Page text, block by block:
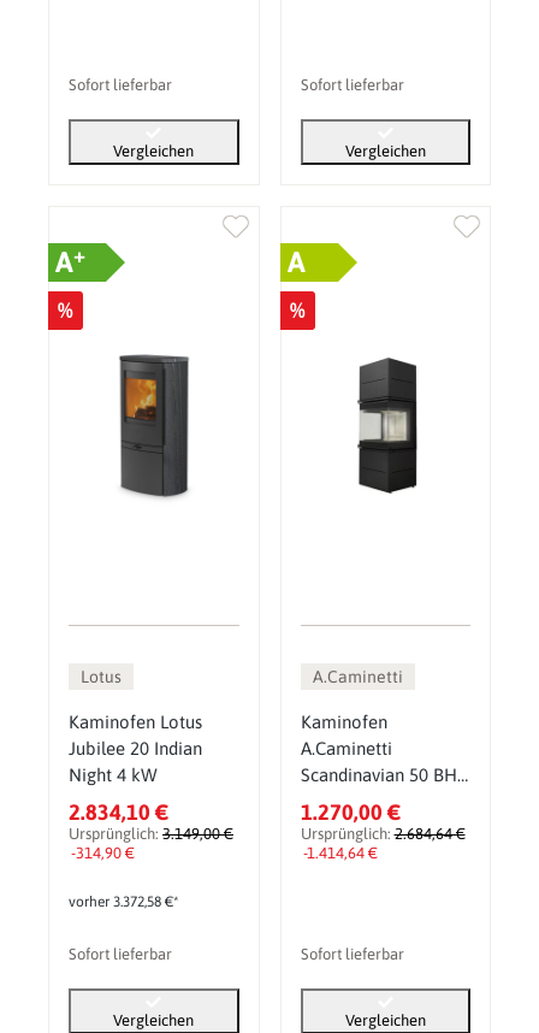
Sofort lieferbar
Vergleichen
Sofort lieferbar
Vergleichen
A+
%
Lotus
Kaminofen Lotus
Jubilee 20 Indian
Night 4 kW
2.834,10 €
Ursprünglich: 3.149,00 €
-314,90 €
vorher 3.372,58 €*
Sofort lieferbar
Vergleichen
A
%
A.Caminetti
Kaminofen
A.Caminetti
Scandinavian 50 BH,
7 kW
1.270,00 €
Ursprünglich:2.684,64 €
-1.414,64 €
Sofort lieferbar
Vergleichen